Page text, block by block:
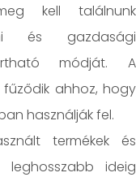
kell találnunk
és gazdasági
módját. A
ahhoz, hogy
használják fel.
termékek és
ideig